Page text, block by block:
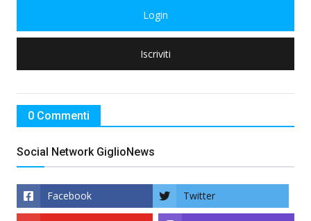
Login
Iscriviti
0 Commenti
Social Network GiglioNews
Facebook Twitter